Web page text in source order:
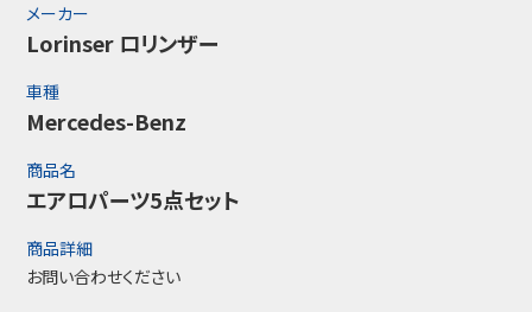
メーカー
Lorinser ロリンザー
車種
Mercedes-Benz
商品名
エアロパーツ5点セット
商品詳細
お問い合わせください